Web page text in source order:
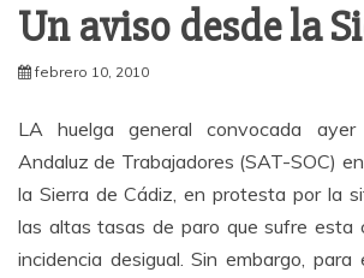
Un aviso desde la
febrero 10, 2010
LA huelga general convocada
Andaluz de Trabajadores (SAT-SOC)
la Sierra de Cádiz, en protesta por la
las altas tasas de paro que sufre esta
incidencia desigual. Sin embargo,